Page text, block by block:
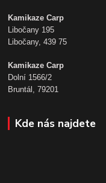
Kamikaze Carp
Libočany 195
Libočany, 439 75
Kamikaze Carp
Dolní 1566/2
Bruntál, 79201
Kde nás najdete